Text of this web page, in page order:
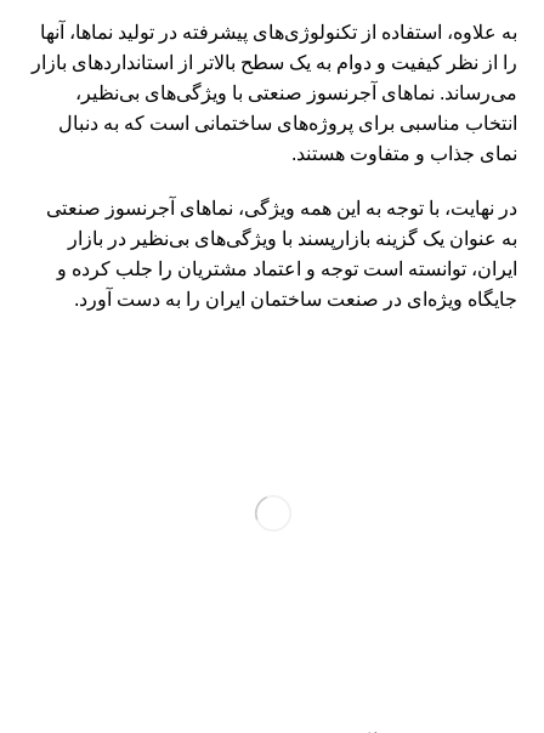
به علاوه، استفاده از تکنولوژی‌های پیشرفته در تولید نماها، آنها
را از نظر کیفیت و دوام به یک سطح بالاتر از استانداردهای بازار
می‌رساند. نماهای آجرنسوز صنعتی با ویژگی‌های بی‌نظیر،
انتخاب مناسبی برای پروژه‌های ساختمانی است که به دنبال
نمای جذاب و متفاوت هستند.
در نهایت، با توجه به این همه ویژگی، نماهای آجرنسوز صنعتی
به عنوان یک گزینه بازارپسند با ویژگی‌های بی‌نظیر در بازار
ایران، توانسته است توجه و اعتماد مشتریان را جلب کرده و
جایگاه ویژه‌ای در صنعت ساختمان ایران را به دست آورد.